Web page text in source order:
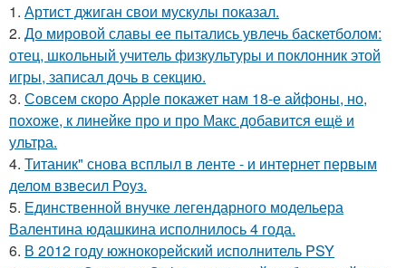
1. Артист джиган свои мускулы показал.
2. До мировой славы ее пытались увлечь баскетболом:
отец, школьный учитель физкультуры и поклонник этой
игры, записал дочь в секцию.
3. Совсем скоро Apple покажет нам 18-е айфоны, но,
похоже, к линейке про и про Макс добавится ещё и
ультра.
4. Титаник" снова всплыл в ленте - и интернет первым
делом взвесил Роуз.
5. Единственной внучке легендарного модельера
Валентина юдашкина исполнилось 4 года.
6. В 2012 году южнокорейский исполнитель PSY